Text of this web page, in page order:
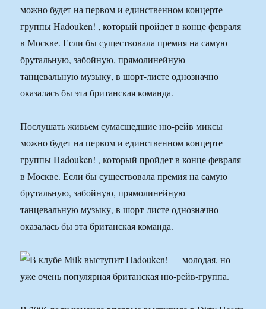
можно будет на первом и единственном концерте
группы Hadouken! , который пройдет в конце февраля
в Москве. Если бы существовала премия на самую
брутальную, забойную, прямолинейную
танцевальную музыку, в шорт-листе однозначно
оказалась бы эта британская команда.
Послушать живьем сумасшедшие ню-рейв миксы
можно будет на первом и единственном концерте
группы Hadouken! , который пройдет в конце февраля
в Москве. Если бы существовала премия на самую
брутальную, забойную, прямолинейную
танцевальную музыку, в шорт-листе однозначно
оказалась бы эта британская команда.